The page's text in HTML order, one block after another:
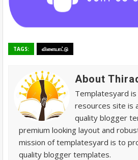
TAGS: விளையாட்டு
About
Templatesyard
resources site is
quality blogger
premium looking layout and
mission of templatesyard is to
quality blogger templates.